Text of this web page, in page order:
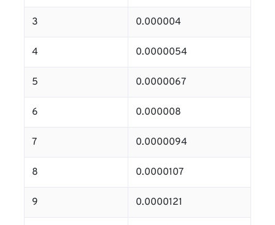
3 0.000004
4 0.0000054
5 0.0000067
6 0.000008
7 0.0000094
8 0.0000107
9 0.0000121